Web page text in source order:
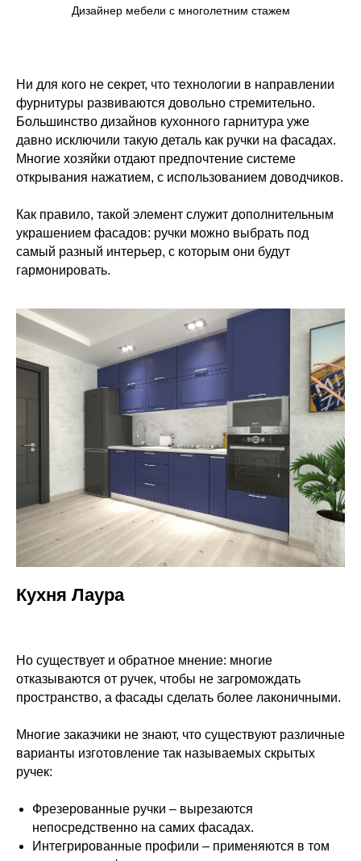
Дизайнер мебели с многолетним стажем
Ни для кого не секрет, что технологии в направлении
фурнитуры развиваются довольно стремительно.
Большинство дизайнов кухонного гарнитура уже
давно исключили такую деталь как ручки на фасадах.
Многие хозяйки отдают предпочтение системе
открывания нажатием, с использованием доводчиков.
Как правило, такой элемент служит дополнительным
украшением фасадов: ручки можно выбрать под
самый разный интерьер, с которым они будут
гармонировать.
Кухня Лаура
Но существует и обратное мнение: многие
отказываются от ручек, чтобы не загромождать
пространство, а фасады сделать более лаконичными.
Многие заказчики не знают, что существуют различные
варианты изготовление так называемых скрытых
ручек:
Фрезерованные ручки – вырезаются
непосредственно на самих фасадах.
Интегрированные профили – применяются в том